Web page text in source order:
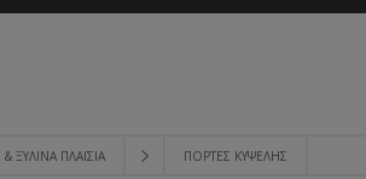
ΞΎΛΙΝΑ ΠΛΑΊΣΙΑ ΠΌΡΤΕΣ KΥΨΈΛΗΣ